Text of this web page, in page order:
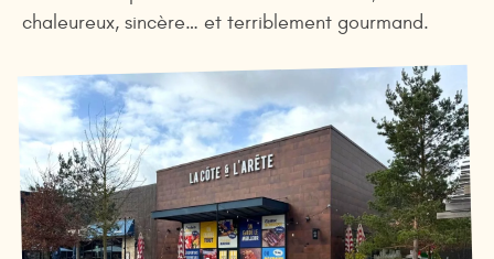
chaleureux, sincère… et terriblement gourmand.